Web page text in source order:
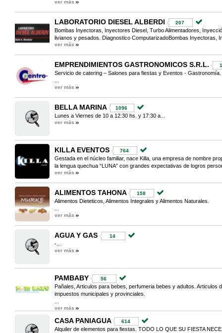
ver más
LABORATORIO DIESEL ALBERDI 207
Bombas Inyectoras, Inyectores Diesel, Turbo Alimentadores,
livianos y pesados. Diagnostico ComputarizadoBombas Inyectoras,
ver más
EMPRENDIMIENTOS GASTRONOMICOS S.R.L.
Servicio de catering – Salones para fiestas y Eventos - Gastronomía.
ver más
BELLA MARINA 1096
Lunes a Viernes de 10 a 12:30 hs. y 17:30 a...
ver más
KILLA EVENTOS 764
Gestada en el núcleo familiar, nace Killa, una empresa de nombre
la lengua quechua “LUNA” con grandes expectativas de logros
ver más
ALIMENTOS TAHONA 158
Alimentos Dieteticos, Alimentos Integrales y Alimentos Naturales.
ver más
AGUA Y GAS 14
-...
ver más
PAMBABY 56
Pañales, Articulos para bebes, perfumeria bebes y adultos. Articulos
impuestos municipales y provinciales.
ver más
CASA PANIAGUA 614
Alquiler de elementos para fiestas. TODO LO QUE SU FIESTA